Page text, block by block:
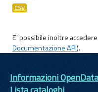
CSV
E' possibile inoltre
Documentazione API).
Informazioni